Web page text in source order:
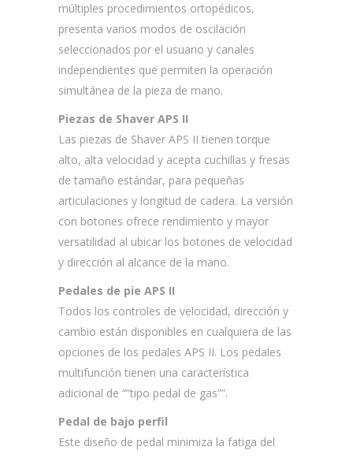
múltiples procedimientos ortopédicos,
presenta varios modos de oscilación
seleccionados por el usuario y canales
independientes que permiten la operación
simultánea de la pieza de mano.
Piezas de Shaver APS II
Las piezas de Shaver APS II tienen torque
alto, alta velocidad y acepta cuchillas y fresas
de tamaño estándar, para pequeñas
articulaciones y longitud de cadera. La versión
con botones ofrece rendimiento y mayor
versatilidad al ubicar los botones de velocidad
y dirección al alcance de la mano.
Pedales de pie APS II
Todos los controles de velocidad, dirección y
cambio están disponibles en cualquiera de las
opciones de los pedales APS II. Los pedales
multifunción tienen una característica
adicional de “”tipo pedal de gas””.
Pedal de bajo perfil
Este diseño de pedal minimiza la fatiga del